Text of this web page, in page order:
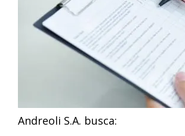
Andreoli S.A. busca: